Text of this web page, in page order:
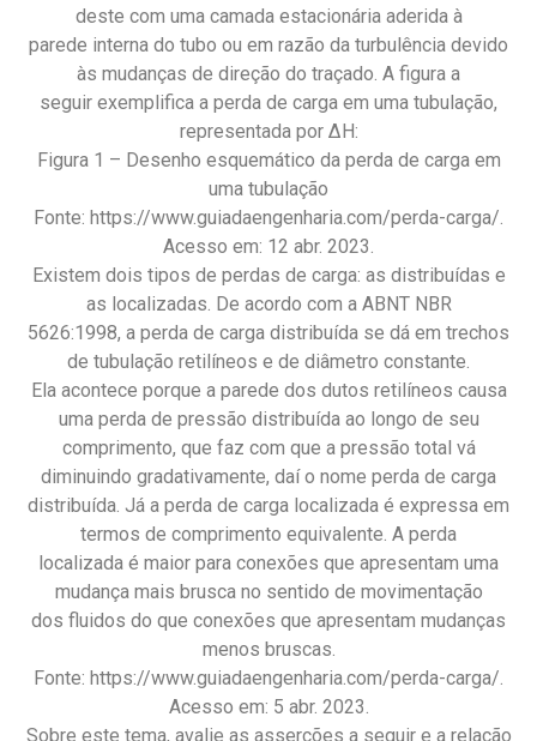
deste com uma camada estacionária aderida à
parede interna do tubo ou em razão da turbulência devido
às mudanças de direção do traçado. A figura a
seguir exemplifica a perda de carga em uma tubulação,
representada por ΔH:
Figura 1 – Desenho esquemático da perda de carga em
uma tubulação
Fonte: https://www.guiadaengenharia.com/perda-carga/.
Acesso em: 12 abr. 2023.
Existem dois tipos de perdas de carga: as distribuídas e
as localizadas. De acordo com a ABNT NBR
5626:1998, a perda de carga distribuída se dá em trechos
de tubulação retilíneos e de diâmetro constante.
Ela acontece porque a parede dos dutos retilíneos causa
uma perda de pressão distribuída ao longo de seu
comprimento, que faz com que a pressão total vá
diminuindo gradativamente, daí o nome perda de carga
distribuída. Já a perda de carga localizada é expressa em
termos de comprimento equivalente. A perda
localizada é maior para conexões que apresentam uma
mudança mais brusca no sentido de movimentação
dos fluidos do que conexões que apresentam mudanças
menos bruscas.
Fonte: https://www.guiadaengenharia.com/perda-carga/.
Acesso em: 5 abr. 2023.
Sobre este tema, avalie as asserções a seguir e a relação